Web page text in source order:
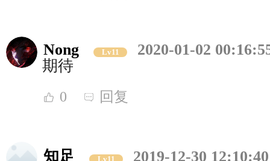
Nong Lv11
2020-01-02
期待
0 回复
知足 Lv11 2019-12-30 12:10:40